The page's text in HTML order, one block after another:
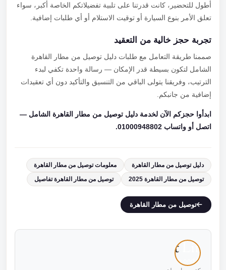
أطول للتحضير، كانت قدرتنا على تلبية تفضيلاتكم الخاصة أكبر، سواء
تعلق الأمر بنوع السيارة أو توقيت الاستلام أو أي طلبات إضافية.
تجربة حجز خالية من التعقيد
صممنا طريقة التعامل مع طلبات دليل توصيل من مطار القاهرة
الشامل لتكون بسيطة قدر الإمكان — رسالة واحدة تكفي لبدء
الترتيب، وفريقنا يتولى الباقي من التنسيق والتأكيد دون أي تعقيدات
إضافية من جانبكم.
ابدأوا حجزكم الآن لخدمة دليل توصيل من مطار القاهرة الشامل —
اتصل أو واتساب 01000948802.
دليل توصيل من مطار القاهرة
معلومات توصيل من مطار القاهرة
توصيل من مطار القاهرة 2025
توصيل من مطار القاهرة تفاصيل
توصيل من مطار القاهرة